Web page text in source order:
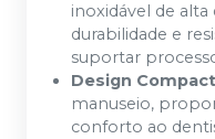
inoxidável de alta
durabilidade e
suportar
Design
manuseio,
conforto ao